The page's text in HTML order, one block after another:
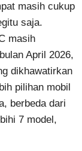
masih cukup
saja.
masih
April 2026,
dikhawatirkan
pilihan mobil
berbeda dari
7 model,